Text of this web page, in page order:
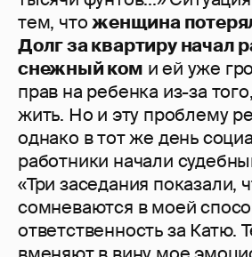
тем, чтоженщина
Долг за квартиру начал
снежный ком и ей уже
прав на ребенка из-за
жить. Но и эту проблему
однако в тот же день
работники начали
«Три заседания показали,
сомневаются в моей
ответственность за Катю.